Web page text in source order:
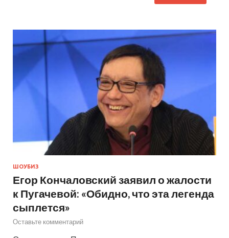
ШОУБИЗ
Егор Кончаловский заявил о жалости
к Пугачевой: «Обидно, что эта легенда
сыплется»
Оставьте комментарий